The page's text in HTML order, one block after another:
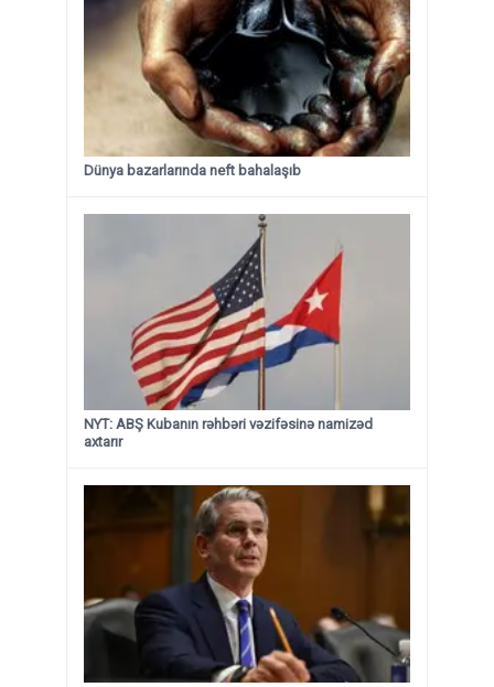
Dünya bazarlarında neft bahalaşıb
NYT: ABŞ Kubanın rəhbəri vəzifəsinə namizəd
axtarır